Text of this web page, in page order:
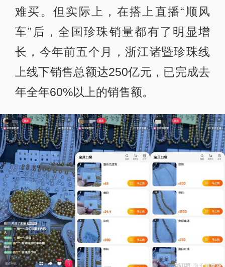
难买。但实际上，在搭上直播“顺风
车”后，全国珍珠销量都有了明显增
长，今年前五个月，浙江诸暨珍珠线
上线下销售总额达250亿元，已完成去
年全年60%以上的销售额。